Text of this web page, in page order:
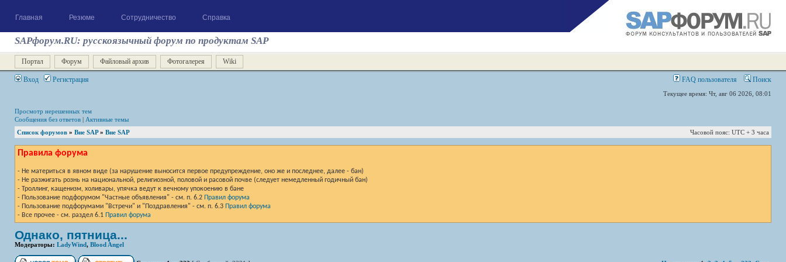
Главная Резюме Сотрудничество Справка
SAPфорум.RU: русскоязычный форум по продуктам SAP
Портал Форум Файловый архив Фотогалерея Wiki
Вход Регистрация FAQ пользователя Поиск
Текущее время: Чт, авг 06 2026, 08:01
Просмотр нерешенных тем
Сообщения без ответов | Активные темы
Список форумов » Вне SAP» Вне SAP Часовой пояс: UTC + 3 часа
Правила форума
- Не материться в явном виде (за нарушение выносится первое предупреждение, оно же и последнее, далее - бан)
- Не разжигать рознь на национальной, религиозной, половой и расовой почве (следует немедленный годичный бан)
- Троллинг, кащенизм, холивары, упячка ведут к вечному упокоению в бане
- Пользование подфорумом "Частные объявления" - см. п. 6.2 Правил форума
- Пользование подфорумами "Встречи" и "Поздравления" - см. п. 6.3 Правил форума
- Все прочее - см. раздел 6.1 Правил форума
Однако, пятница...
Модераторы: LadyWind, Blood Angel